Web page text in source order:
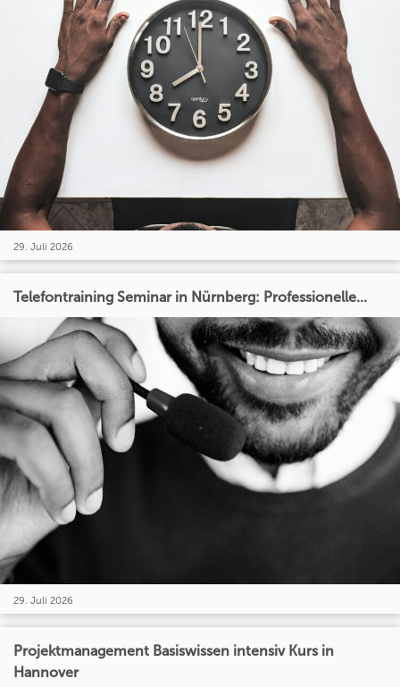
29. Juli 2026
Telefontraining Seminar in Nürnberg: Professionelle...
29. Juli 2026
Projektmanagement Basiswissen intensiv Kurs in
Hannover